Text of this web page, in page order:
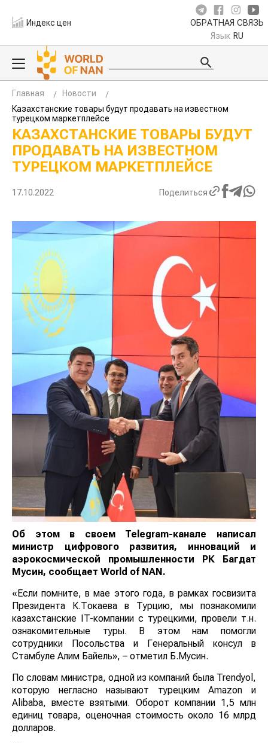
Индекс цен ОБРАТНАЯ СВЯЗЬ
Язык RU
Главная
Новости
Казахстанские товары будут продавать на известном
турецком маркетплейсе
КАЗАХСТАНСКИЕ ТОВАРЫ БУДУТ
ПРОДАВАТЬ НА ИЗВЕСТНОМ
ТУРЕЦКОМ МАРКЕТПЛЕЙСЕ
17.10.2022 Поделиться
Об этом в своем Telegram-канале написал
министр цифрового развития, инноваций и
аэрокосмической промышленности РК Багдат
Мусин, сообщает World of NAN.
«Если помните, в мае этого года, в рамках госвизита
Президента К.Токаева в Турцию, мы познакомили
казахстанские IT-компании с турецкими, провели т.н.
ознакомительные туры. В этом нам помогли
сотрудники Посольства и Генеральный консул в
Стамбуле Алим Байель», – отметил Б.Мусин.
По словам министра, одной из компаний была Trendyol,
которую негласно называют турецким Amazon и
Alibaba, вместе взятыми. Оборот компании 1,5 млн
единиц товара, оценочная стоимость около 16 млрд
долларов.